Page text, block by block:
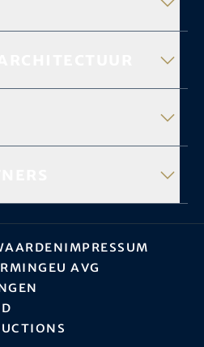
Impressum
EU AVG